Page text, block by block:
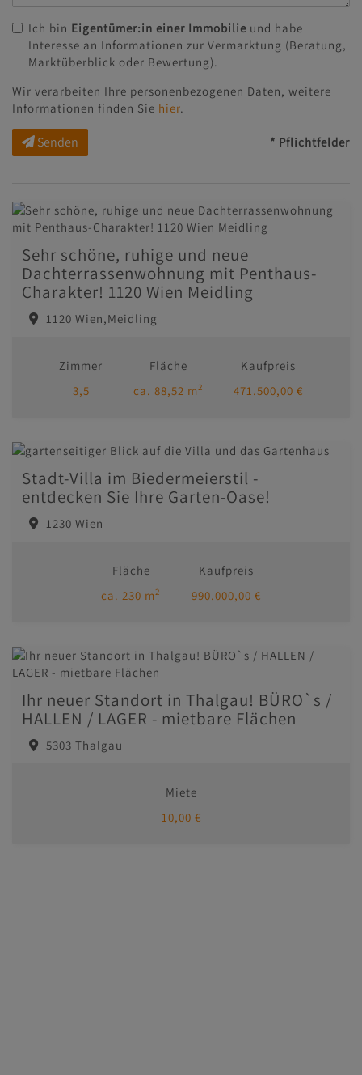
Ich bin Eigentümer:in einer Immobilie und habe
Interesse an Informationen zur Vermarktung (Beratung,
Marktüberblick oder Bewertung).
Wir verarbeiten Ihre personenbezogenen Daten, weitere
Informationen finden Sie hier.
Senden * Pflichtfelder
Sehr schöne, ruhige und neue
Dachterrassenwohnung mit Penthaus-
Charakter! 1120 Wien Meidling
1120 Wien,Meidling
Zimmer
3,5
Fläche
ca. 88,52 m2
Kaufpreis
471.500,00 €
Stadt-Villa im Biedermeierstil -
entdecken Sie Ihre Garten-Oase!
1230 Wien
Fläche
ca. 230 m2
Kaufpreis
990.000,00 €
Ihr neuer Standort in Thalgau! BÜRO`s /
HALLEN / LAGER - mietbare Flächen
5303 Thalgau
Miete
10,00 €